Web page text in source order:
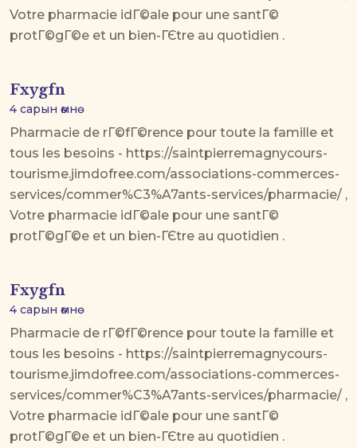
Votre pharmacie idГ©ale pour une santГ©
protГ©gГ©e et un bien-ГЄtre au quotidien .
Fxygfn
4 сарын өмнө
Pharmacie de rГ©fГ©rence pour toute la famille et
tous les besoins - https://saintpierremagnycours-
tourisme.jimdofree.com/associations-commerces-
services/commer%C3%A7ants-services/pharmacie/ ,
Votre pharmacie idГ©ale pour une santГ©
protГ©gГ©e et un bien-ГЄtre au quotidien .
Fxygfn
4 сарын өмнө
Pharmacie de rГ©fГ©rence pour toute la famille et
tous les besoins - https://saintpierremagnycours-
tourisme.jimdofree.com/associations-commerces-
services/commer%C3%A7ants-services/pharmacie/ ,
Votre pharmacie idГ©ale pour une santГ©
protГ©gГ©e et un bien-ГЄtre au quotidien .